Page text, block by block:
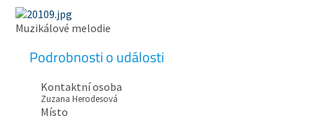
Muzikálové melodie
Podrobnosti o události
Kontaktní osoba
Zuzana Herodesová
Místo